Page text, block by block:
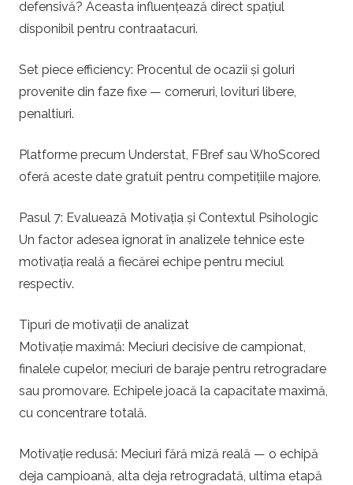
defensivă? Aceasta influențează direct spațiul
disponibil pentru contraatacuri.
Set piece efficiency: Procentul de ocazii și goluri
provenite din faze fixe — corneruri, lovituri libere,
penaltiuri.
Platforme precum Understat, FBref sau WhoScored
oferă aceste date gratuit pentru competițiile majore.
Pasul 7: Evaluează Motivația și Contextul Psihologic
Un factor adesea ignorat în analizele tehnice este
motivația reală a fiecărei echipe pentru meciul
respectiv.
Tipuri de motivații de analizat
Motivație maximă: Meciuri decisive de campionat,
finalele cupelor, meciuri de baraje pentru retrogradare
sau promovare. Echipele joacă la capacitate maximă,
cu concentrare totală.
Motivație redusă: Meciuri fără miză reală — o echipă
deja campioană, alta deja retrogradată, ultima etapă